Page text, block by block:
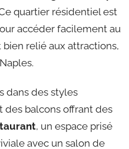
quartier résidentiel est
accéder facilement au
bien relié aux attractions,
dans des styles
des balcons offrant des
, un espace prisé
avec un salon de